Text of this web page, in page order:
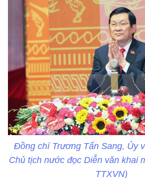
Đồng chí Trương Tấn Sang, Ủy
Chủ tịch nước đọc Diễn văn khai
TTXVN)